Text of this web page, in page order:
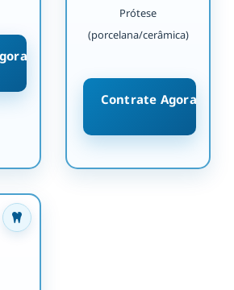
Prótese
(porcelana/cerâmica)
Contrate Agora